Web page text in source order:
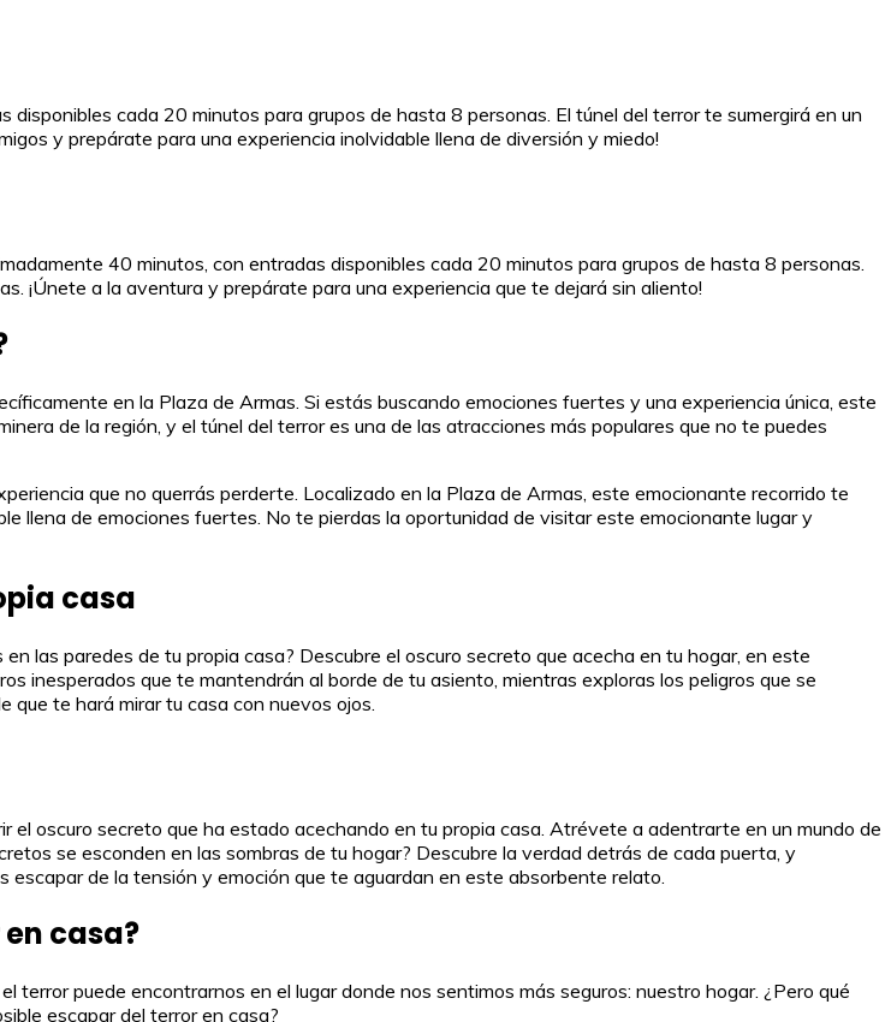
cada 20 minutos para grupos de hasta 8 personas. El túnel del terror te sumergirá en un
y prepárate para una experiencia inolvidable llena de diversión y miedo!
40 minutos, con entradas disponibles cada 20 minutos para grupos de hasta 8 personas.
¡Únete a la aventura y prepárate para una experiencia que te dejará sin aliento!
en la Plaza de Armas. Si estás buscando emociones fuertes y una experiencia única, este
de la región, y el túnel del terror es una de las atracciones más populares que no te puedes
que no querrás perderte. Localizado en la Plaza de Armas, este emocionante recorrido te
llena de emociones fuertes. No te pierdas la oportunidad de visitar este emocionante lugar y
casa
las paredes de tu propia casa? Descubre el oscuro secreto que acecha en tu hogar, en este
inesperados que te mantendrán al borde de tu asiento, mientras exploras los peligros que se
te hará mirar tu casa con nuevos ojos.
oscuro secreto que ha estado acechando en tu propia casa. Atrévete a adentrarte en un mundo de
se esconden en las sombras de tu hogar? Descubre la verdad detrás de cada puerta, y
de la tensión y emoción que te aguardan en este absorbente relato.
casa?
puede encontrarnos en el lugar donde nos sentimos más seguros: nuestro hogar. ¿Pero qué
escapar del terror en casa?